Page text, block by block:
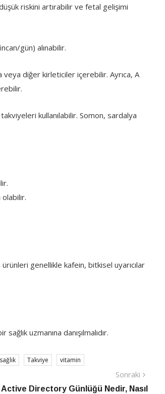
riskini artırabilir ve fetal gelişimi
gün) alınabilir.
veya diğer kirleticiler içerebilir. Ayrıca, A
kullanılabilir. Somon, sardalya
genellikle kafein, bitkisel uyarıcılar
uzmanına danışılmalıdır.
sağlık Takviye vitamin
Sonraki
Haber
Active Directory Günlüğü Nedir, Nasıl